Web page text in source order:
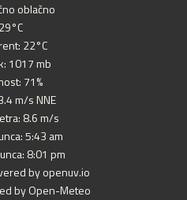
oblačno
29°C
22°C
1017 mb
71%
m/s NNE
8.6 m/s
5:43 am
8:01 pm
by openuv.io
by Open-Meteo